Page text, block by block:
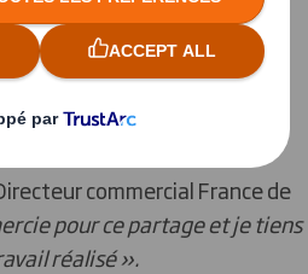
commercial France de
pour ce partage et je tiens
réalisé ».